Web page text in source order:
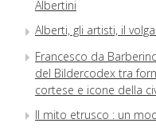
Albertini
Alberti, gli artisti, il
Francesco da
del Bildercodex tra
cortese e icone della
Il mito etrusco : un